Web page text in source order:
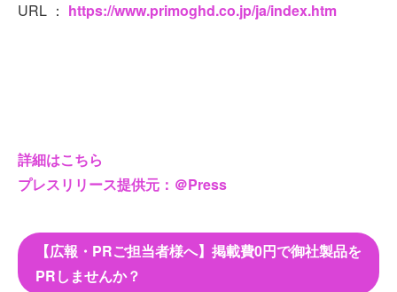
URL ： https://www.primoghd.co.jp/ja/index.htm
詳細はこちら
プレスリリース提供元：＠Press
【広報・PRご担当者様へ】掲載費0円で御社製品を
PRしませんか？